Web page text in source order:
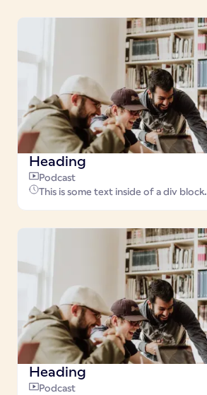
Heading
Podcast
This is some text inside of a div block.
Heading
Podcast